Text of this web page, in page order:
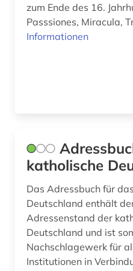
dunhuang (1)
ebook (1)
eichstätt (1)
einführung (1)
zum Ende des 16.
Passsiones, Miracula,
Informationen
katholische
Das Adressbuch für
Deutschland enthält
Adressenstand der
Deutschland und ist
Nachschlagewerk für
Institutionen in